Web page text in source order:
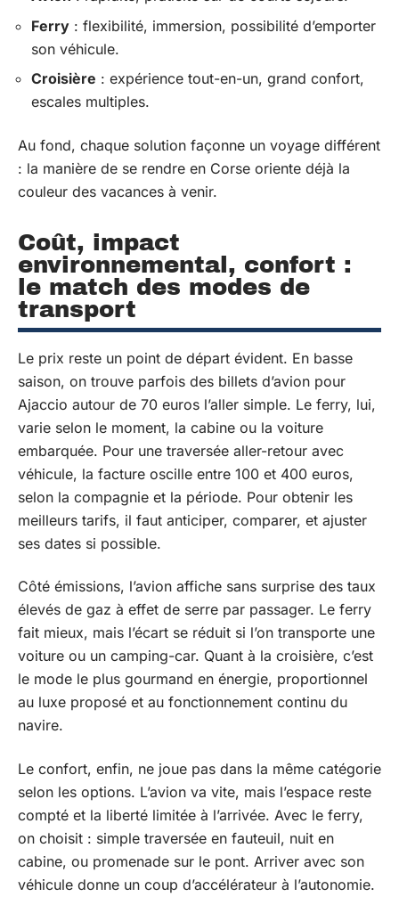
Ferry : flexibilité, immersion, possibilité d’emporter
son véhicule.
Croisière : expérience tout-en-un, grand confort,
escales multiples.
Au fond, chaque solution façonne un voyage différent
: la manière de se rendre en Corse oriente déjà la
couleur des vacances à venir.
Coût, impact
environnemental, confort :
le match des modes de
transport
Le prix reste un point de départ évident. En basse
saison, on trouve parfois des billets d’avion pour
Ajaccio autour de 70 euros l’aller simple. Le ferry, lui,
varie selon le moment, la cabine ou la voiture
embarquée. Pour une traversée aller-retour avec
véhicule, la facture oscille entre 100 et 400 euros,
selon la compagnie et la période. Pour obtenir les
meilleurs tarifs, il faut anticiper, comparer, et ajuster
ses dates si possible.
Côté émissions, l’avion affiche sans surprise des taux
élevés de gaz à effet de serre par passager. Le ferry
fait mieux, mais l’écart se réduit si l’on transporte une
voiture ou un camping-car. Quant à la croisière, c’est
le mode le plus gourmand en énergie, proportionnel
au luxe proposé et au fonctionnement continu du
navire.
Le confort, enfin, ne joue pas dans la même catégorie
selon les options. L’avion va vite, mais l’espace reste
compté et la liberté limitée à l’arrivée. Avec le ferry,
on choisit : simple traversée en fauteuil, nuit en
cabine, ou promenade sur le pont. Arriver avec son
véhicule donne un coup d’accélérateur à l’autonomie.